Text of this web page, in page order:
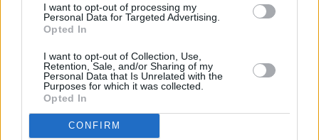
I want to opt-out of processing my
Personal Data for Targeted Advertising.
Opted In
I want to opt-out of Collection, Use,
Retention, Sale, and/or Sharing of my
Personal Data that Is Unrelated with the
Purposes for which it was collected.
Opted In
CONFIRM